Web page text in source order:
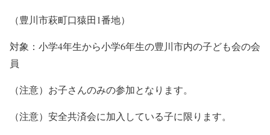
（豊川市萩町口猿田1番地）
対象：小学4年生から小学6年生の豊川市内の子ども会の会
員
（注意）お子さんのみの参加となります。
（注意）安全共済会に加入している子に限ります。